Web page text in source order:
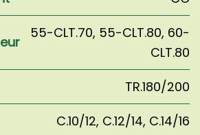
55-CLT.70, 55-CLT.80, 60-
CLT.80
TR.180/200
C.10/12, C.12/14, C.14/16